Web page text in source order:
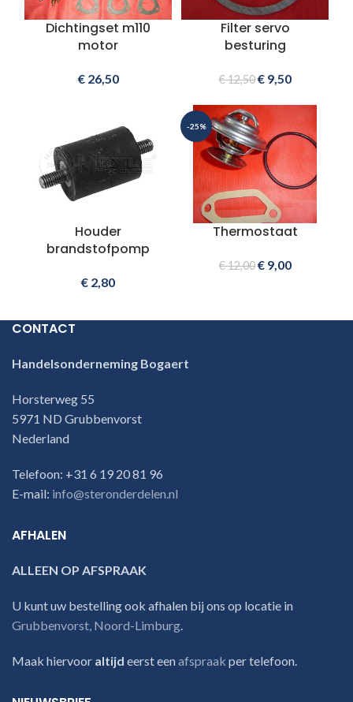
Dichtingset m110
motor
€26,50
Filter servo
besturing
€12,50 €9,50
Houder
brandstofpomp
€ 2,80
-25%
Thermostaat
€12,00 €9,00
CONTACT
Handelsonderneming Bogaert
Horsterweg 55
5971 ND Grubbenvorst
Nederland
Telefoon: +31 6 19 20 81 96
E-mail: info@steronderdelen.nl
AFHALEN
ALLEEN OP AFSPRAAK
U kunt uw bestelling ook afhalen bij ons op locatie in
Grubbenvorst, Noord-Limburg
Maak hiervoor altijd eerst eenafspraak per telefoon.